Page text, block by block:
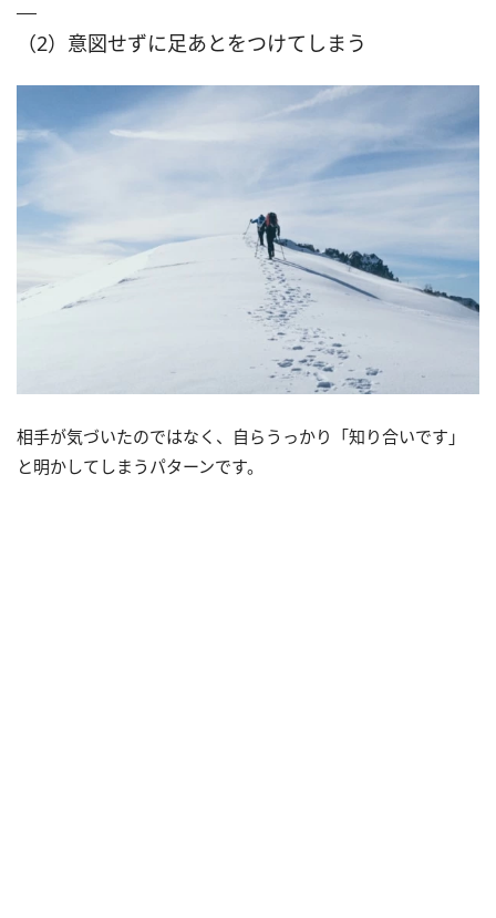
（2）意図せずに足あとをつけてしまう
相手が気づいたのではなく、自らうっかり「知り合いです」
と明かしてしまうパターンです。